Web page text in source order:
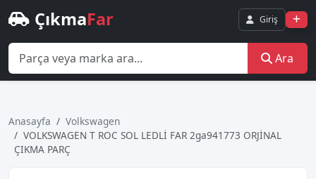
ÇıkmaFar Giriş
Ara
Anasayfa
Volkswagen
VOLKSWAGEN T ROC SOL LEDLİ FAR 2ga941773 ORJİNAL
ÇIKMA PARÇ